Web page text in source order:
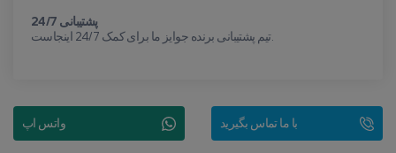
پشتیبانی 24/7
تیم پشتیبانی برنده جوایز ما برای کمک 24/7 اینجاست.
واتس اپ با ما تماس بگیرید